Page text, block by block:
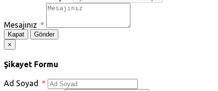
Mesajınız *
Kapat
Gönder
×
Şikayet Formu
Ad Soyad *